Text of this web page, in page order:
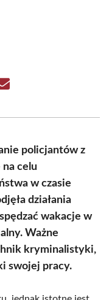
Share
policjantów z
celu
w czasie
działania
wakacje w
Ważne
kryminalistyki,
swojej pracy.